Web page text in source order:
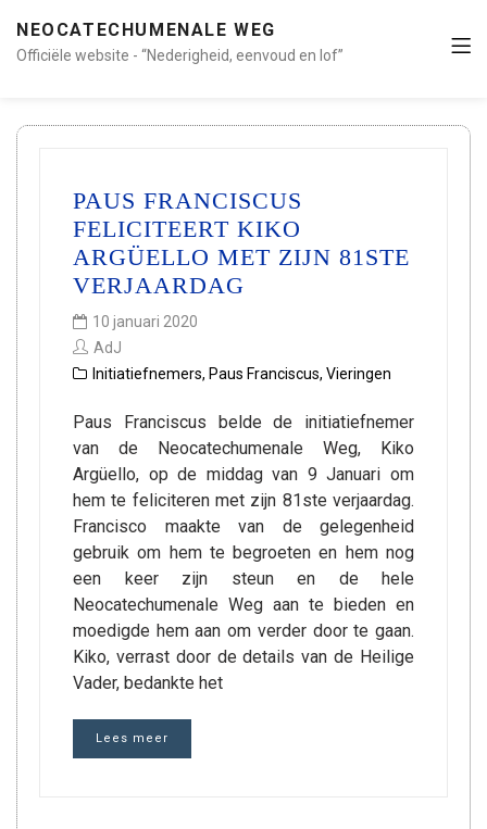
NEOCATECHUMENALE WEG
Officiële website - “Nederigheid, eenvoud en lof”
PAUS FRANCISCUS
FELICITEERT KIKO
ARGÜELLO MET ZIJN 81STE
VERJAARDAG
10 januari 2020
AdJ
Initiatiefnemers, Paus Franciscus, Vieringen
Paus Franciscus belde de initiatiefnemer
van de Neocatechumenale Weg, Kiko
Argüello, op de middag van 9 Januari om
hem te feliciteren met zijn 81ste verjaardag.
Francisco maakte van de gelegenheid
gebruik om hem te begroeten en hem nog
een keer zijn steun en de hele
Neocatechumenale Weg aan te bieden en
moedigde hem aan om verder door te gaan.
Kiko, verrast door de details van de Heilige
Vader, bedankte het
Lees meer